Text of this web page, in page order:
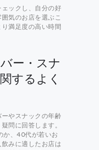
ックし、自分の好
気のお店を選ぶこ
満足度の高い時間
ー・スナ
するよく
やスナックの年齢
問に回答します。
か、40代が若いお
みに適したお店は